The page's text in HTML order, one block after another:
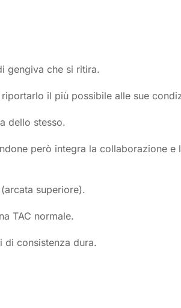
gengiva che si ritira.
il più possibile alle sue
dello stesso.
però integra la collaborazione e
superiore).
TAC normale.
di consistenza dura.